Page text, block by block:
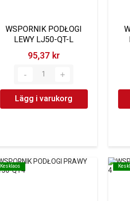
WSPORNIK PODŁOGI
LEWY LJ50-QT-L
95,37 kr‎
Lägg i varukorg
Kesklaos
Kesklaos